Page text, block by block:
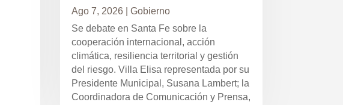
Ago 7, 2026| Gobierno
Se debate en Santa Fe sobre la
cooperación internacional, acción
climática, resiliencia territorial y gestión
del riesgo. Villa Elisa representada por su
Presidente Municipal, Susana Lambert; la
Coordinadora de Comunicación y Prensa,